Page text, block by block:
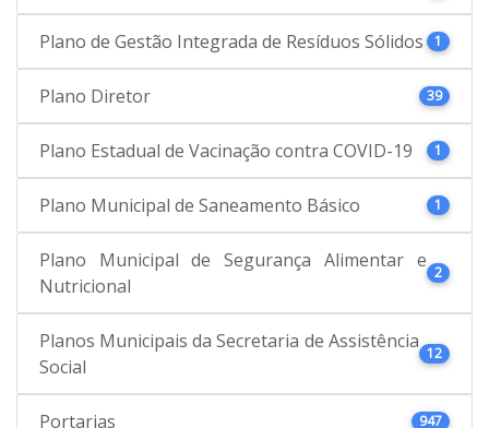
Plano de Gestão Integrada de Resíduos Sólidos 1
Plano Diretor 39
Plano Estadual de Vacinação contra COVID-19 1
Plano Municipal de Saneamento Básico 1
Plano Municipal de Segurança Alimentar e
Nutricional
2
Planos Municipais da Secretaria de Assistência
Social
12
Portarias 947